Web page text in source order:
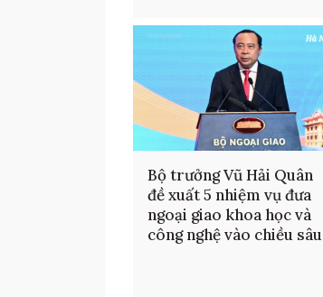
Bộ trưởng Vũ Hải Quân
đề xuất 5 nhiệm vụ đưa
ngoại giao khoa học và
công nghệ vào chiều sâu